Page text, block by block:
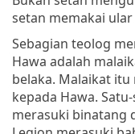
setan memakai
Sebagian teolog
Hawa adalah
belaka. Malaikat
kepada Hawa.
merasuki binatang